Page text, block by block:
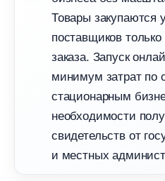
Товары закупаются
поставщиков
заказа. Запуск
минимум затрат по
стационарным
необходимости
свидетельств от
и местных